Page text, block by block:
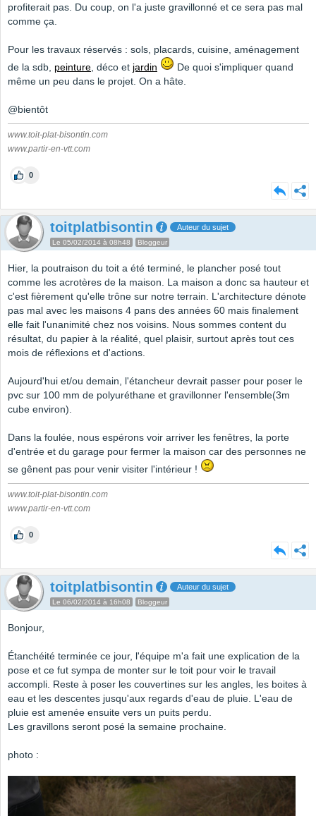
profiterait pas. Du coup, on l'a juste gravillonné et ce sera pas mal
comme ça.
Pour les travaux réservés : sols, placards, cuisine, aménagement
de la sdb, peinture, déco et jardin
De quoi s'impliquer quand
même un peu dans le projet. On a hâte.
@bientôt
www.toit-plat-bisontin.com
www.partir-en-vtt.com
0
toitplatbisontin Auteur du sujet
Le 05/02/2014 à 08h48 Bloggeur
Hier, la poutraison du toit a été terminé, le plancher posé tout
comme les acrotères de la maison. La maison a donc sa hauteur et
c'est fièrement qu'elle trône sur notre terrain. L'architecture dénote
pas mal avec les maisons 4 pans des années 60 mais finalement
elle fait l'unanimité chez nos voisins. Nous sommes content du
résultat, du papier à la réalité, quel plaisir, surtout après tout ces
mois de réflexions et d'actions.
Aujourd'hui et/ou demain, l'étancheur devrait passer pour poser le
pvc sur 100 mm de polyuréthane et gravillonner l'ensemble(3m
cube environ).
Dans la foulée, nous espérons voir arriver les fenêtres, la porte
d'entrée et du garage pour fermer la maison car des personnes ne
se gênent pas pour venir visiter l'intérieur !
www.toit-plat-bisontin.com
www.partir-en-vtt.com
0
toitplatbisontin Auteur du sujet
Le 06/02/2014 à 16h08 Bloggeur
Bonjour,
Étanchéité terminée ce jour, l'équipe m'a fait une explication de la
pose et ce fut sympa de monter sur le toit pour voir le travail
accompli. Reste à poser les couvertines sur les angles, les boites à
eau et les descentes jusqu'aux regards d'eau de pluie. L'eau de
pluie est amenée ensuite vers un puits perdu.
Les gravillons seront posé la semaine prochaine.
photo :